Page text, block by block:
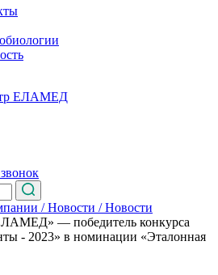
ЕЛАМЕД
/Новости /Новости
— победитель конкурса
- 2023» в номинации «Эталонная